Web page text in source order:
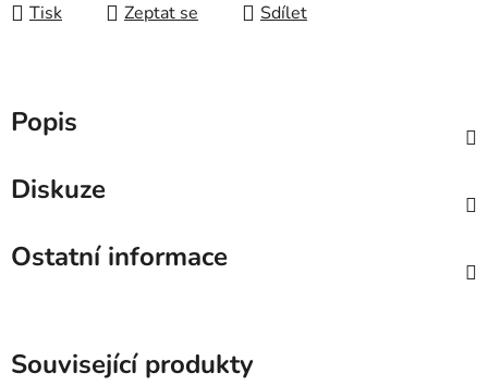
Tisk Zeptat se Sdílet
Popis
Diskuze
Ostatní informace
Související produkty